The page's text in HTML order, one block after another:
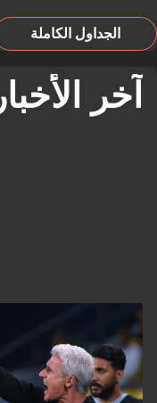
الجداول الكاملة
آخر الأخبار